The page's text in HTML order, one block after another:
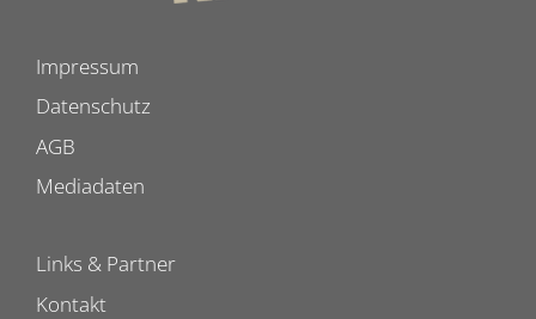
Impressum
Datenschutz
AGB
Mediadaten
Links & Partner
Kontakt